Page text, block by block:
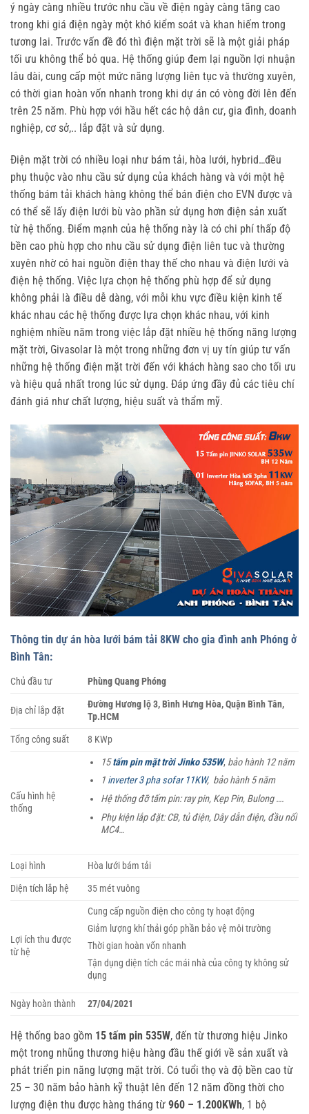
ý ngày càng nhiều trước nhu cầu về điện ngày càng tăng cao
trong khi giá điện ngày một khó kiểm soát và khan hiếm trong
tương lai. Trước vấn đề đó thì điện mặt trời sẽ là một giải pháp
tối ưu không thể bỏ qua. Hệ thống giúp đem lại nguồn lợi nhuận
lâu dài, cung cấp một mức năng lượng liên tục và thường xuyên,
có thời gian hoàn vốn nhanh trong khi dự án có vòng đời lên đến
trên 25 năm. Phù hợp với hầu hết các hộ dân cư, gia đình, doanh
nghiệp, cơ sở,.. lắp đặt và sử dụng.
Điện mặt trời có nhiều loại như bám tải, hòa lưới, hybrid…đều
phụ thuộc vào nhu cầu sử dụng của khách hàng và với một hệ
thống bám tải khách hàng không thể bán điện cho EVN được và
có thể sẽ lấy điện lưới bù vào phần sử dụng hơn điện sản xuất
từ hệ thống. Điểm mạnh của hệ thống này là có chi phí thấp độ
bền cao phù hợp cho nhu cầu sử dụng điện liên tuc và thường
xuyên nhờ có hai nguồn điện thay thế cho nhau và điện lưới và
điện hệ thống. Việc lựa chọn hệ thống phù hợp để sử dụng
không phải là điều dễ dàng, với mỗi khu vực điều kiện kinh tế
khác nhau các hệ thống được lựa chọn khác nhau, với kinh
nghiệm nhiều năm trong việc lắp đặt nhiều hệ thống năng lượng
mặt trời, Givasolar là một trong những đơn vị uy tín giúp tư vấn
những hệ thống điện mặt trời đến với khách hàng sao cho tối ưu
và hiệu quả nhất trong lúc sử dụng. Đáp ứng đầy đủ các tiêu chí
đánh giá như chất lượng, hiệu suất và thẩm mỹ.
Thông tin dự án hòa lưới bám tải 8KW cho gia đình anh Phóng ở
Bình Tân:
Chủ đầu tư Phùng Quang Phóng
Địa chỉ lắp đặt
Đường Hương lộ 3, Bình Hưng Hòa, Quận Bình Tân,
Tp.HCM
Tổng công suất
8 KWp
Cấu hình hệ
thống
15tấm pin mặt trời Jinko 535W, bảo hành 12 năm
1 inverter 3 pha sofar 11KW, bảo hành 5 năm
Hệ thống đỡ tấm pin: ray pin, Kẹp Pin, Bulong ….
Phụ kiện lắp đặt: CB, tủ điện, Dây dẫn điện, đầu nối
MC4…
Loại hình
Hòa lưới bám tải
Diện tích lắp hệ
35 mét vuông
Lợi ích thu được
từ hệ
Cung cấp nguồn điện cho công ty hoạt động
Giảm lượng khí thải góp phần bảo vệ môi trường
Thời gian hoàn vốn nhanh
Tận dụng diện tích các mái nhà của công ty không sử
dụng
Ngày hoàn thành 27/04/2021
Hệ thống bao gồm 15 tấm pin 535W, đến từ thương hiệu Jinko
một trong nhũng thương hiệu hàng đầu thế giới về sản xuất và
phát triển pin năng lượng mặt trời. Có tuổi thọ và độ bền cao từ
25 – 30 năm bảo hành kỹ thuật lên đến 12 năm đồng thời cho
lượng điện thu được hàng tháng từ 960 – 1.200KWh, 1 bộ